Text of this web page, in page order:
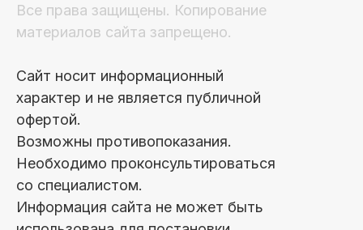
Все права защищены. Копирование
материалов сайта запрещено.
Сайт носит информационный
характер и не является публичной
офертой.
Возможны противопоказания.
Необходимо проконсультироваться
со специалистом.
Информация сайта не может быть